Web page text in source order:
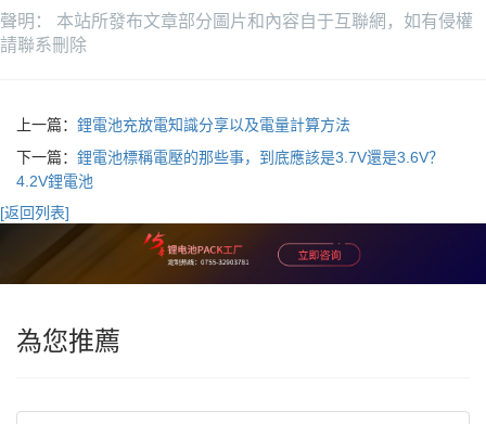
聲明： 本站所發布文章部分圖片和內容自于互聯網，如有侵權
請聯系刪除
上一篇： 鋰電池充放電知識分享以及電量計算方法
下一篇： 鋰電池標稱電壓的那些事，到底應該是3.7V還是3.6V？
4.2V鋰電池
[返回列表]
為您推薦